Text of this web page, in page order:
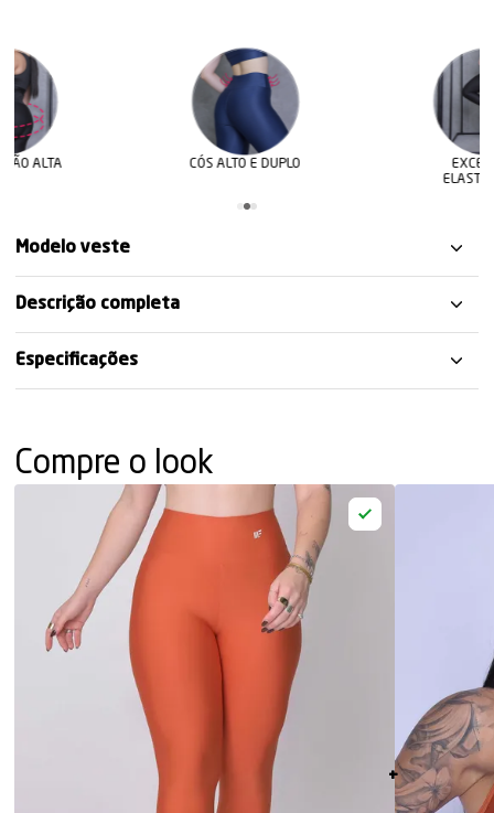
CÓS ALTO E DUPLO
ELASTICIDADE
Modelo veste
Descrição completa
Especificações
Compre o look